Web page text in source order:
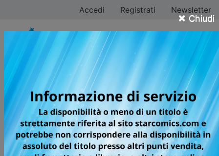
× Chiudi
Accedi Registrati Newsletter
Greg Capullo
Tutti i fumetti